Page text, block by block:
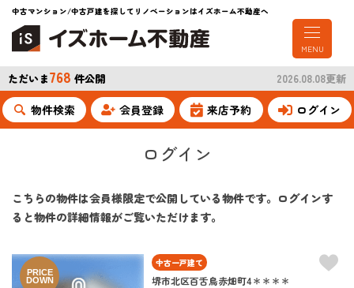
中古マンション/中古戸建を探してリノベーションはイズホーム不動産へ
MENU
ただいま768 件公開 2026.08.08更新
物件検索 会員登録 来店予約 ログイン
ログイン
こちらの物件は会員様限定で公開している物件です。ログインす
ると物件の詳細情報がご覧いただけます。
PRICE
DOWN
中古一戸建て
堺市北区百舌鳥赤畑町4＊＊＊＊